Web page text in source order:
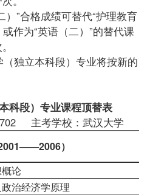
”合格成绩可替代“护理教育
作为“英语（二）”的替代课
独立本科段）专业将按新的
科段）专业课程顶替表
主考学校：武汉大学
）
论
治经济学原理